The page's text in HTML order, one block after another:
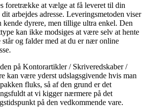
foretrække at vælge at få leveret til din
arbejdes adresse. Leveringsmetoden viser
kende dyrere, men tillige ultra enkel. Den
kan ikke modsiges at være selv at hente
står og falder med at du er nær online
på Kontorartikler / Skriveredskaber /
kan være yderst udslagsgivende hvis man
fluks, så af den grund er det
at vi kigger nærmere på det
på den vedkommende vare.